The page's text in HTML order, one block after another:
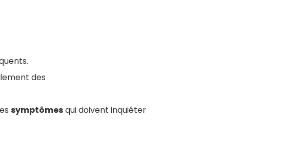
des
symptômesqui doivent inquiéter